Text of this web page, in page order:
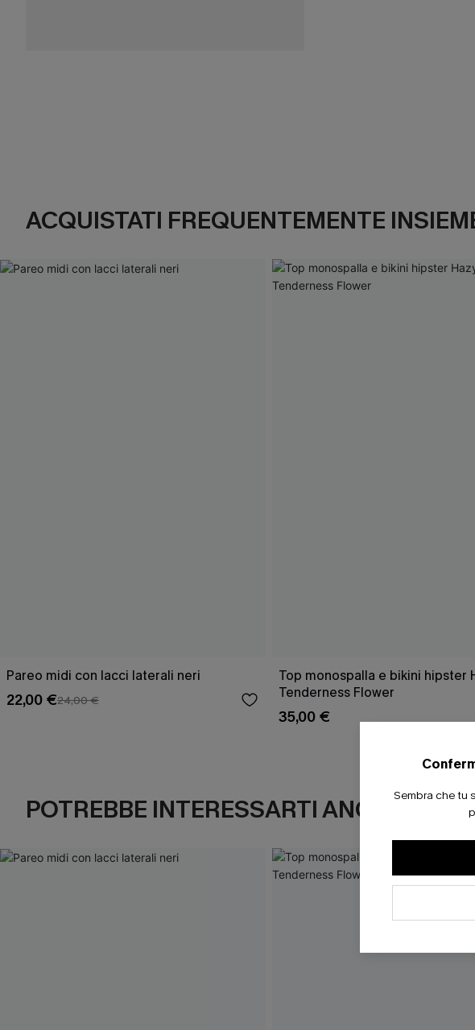
ACQUISTATI FREQUENTEMENTE
Pareo midi con lacci laterali neri
22,00 €24,00 €
Top monospalla e bikini hipster
Tenderness Flower
35,00 €
POTREBBE INTERESSARTI ANCHESembra che tu